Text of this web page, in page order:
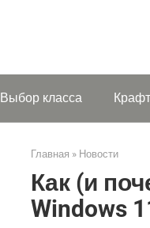
Выбор класса Крафт
Главная » Новости
Как (и
Windows